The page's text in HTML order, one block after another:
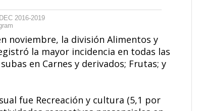
2016-2019
noviembre, la división Alimentos y
la mayor incidencia en todas las
en Carnes y derivados; Frutas; y
fue Recreación y cultura (5,1 por